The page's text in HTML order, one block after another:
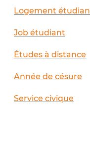
Logement
Job étudiant
Études à distance
Année de césure
Service civique